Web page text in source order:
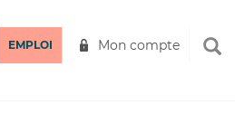
EMPLOI Mon compte